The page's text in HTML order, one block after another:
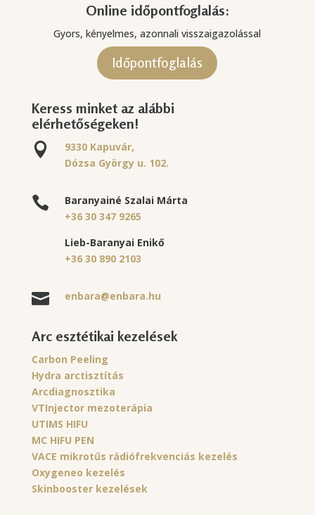
Online időpontfoglalás:
Gyors, kényelmes, azonnali visszaigazolással
Időpontfoglalás
Keress minket az alábbi
elérhetőségeken!

9330 Kapuvár,
Dózsa György u. 102.

Baranyainé Szalai Márta
+36 30 347 9265
Lieb-Baranyai Enikő
+36 30 890 2103
 enbara@enbara.hu
Arc esztétikai kezelések
Carbon Peeling
Hydra arctisztítás
Arcdiagnosztika
VTInjector mezoterápia
UTIMS HIFU
MC HIFU PEN
VACE mikrotűs rádiófrekvenciás kezelés
Oxygeneo kezelés
Skinbooster kezelések